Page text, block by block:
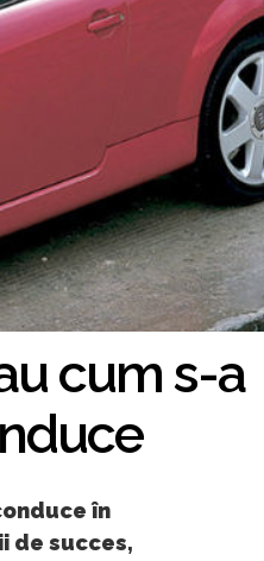
cum s-a
în
de succes,